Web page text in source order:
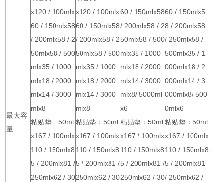
最大容
量
x120 / 100mlx
60 / 150mlx58
/ 200mlx58 / 2
50mlx58 / 500
mlx35 / 1000
mlx18 / 2000
mlx14 / 3000
mlx8
粘贴垫：50ml
x167 / 100mlx
110 / 150mlx8
5 / 200mlx81 /
250mlx62 / 30
x120 / 100mlx
60 / 150mlx58
/ 200mlx58 / 2
50mlx58 / 500
mlx35 / 1000
mlx18 / 2000
mlx14 / 3000
mlx8
粘贴垫：50ml
x167 / 100mlx
110 / 150mlx8
5 / 200mlx81 /
250mlx62 / 30
60 / 150mlx58
/ 200mlx58 / 2
50mlx58 / 500
mlx35 / 1000
mlx18 / 2000
mlx14 / 3000
mlx8/ 5000ml
x6
粘贴垫：50ml
x167 / 100mlx
110 / 150mlx8
5 / 200mlx81 /
250mlx62 / 30
60 / 150mlx5
8 / 200mlx58
/ 250mlx58 /
500mlx35 / 1
000mlx18 / 2
000mlx14 / 3
000mlx8/ 500
0mlx6
粘贴垫：50ml
x167 / 100mlx
110 / 150mlx8
5 / 200mlx81
/ 250mlx62 /